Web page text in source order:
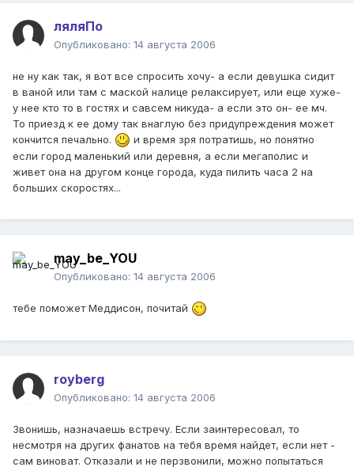
ляляПо
Опубликовано: 14 августа 2006
не ну как так, я вот все спросить хочу- а если девушка сидит
в ваной или там с маской налице релаксирует, или еще хуже-
у нее кто то в гостях и савсем никуда- а если это он- ее мч.
То приезд к ее дому так внаглую без придупреждения может
кончится печально.
и время зря потратишь, но понятно
если город маленький или деревня, а если мегаполис и
живет она на другом конце города, куда пилить часа 2 на
больших скоростях...
may_be_YOU
Опубликовано: 14 августа 2006
тебе поможет Меддисон, почитай
royberg
Опубликовано: 14 августа 2006
Звонишь, назначаешь встречу. Если заинтересовал, то
несмотря на других фанатов на тебя время найдет, если нет -
сам виноват. Отказали и не перзвонили, можно попытаться